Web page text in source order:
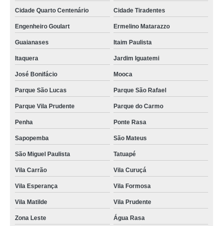
Cidade Quarto Centenário Cidade Tiradentes
Engenheiro Goulart Ermelino Matarazzo
Guaianases Itaim Paulista
Itaquera Jardim Iguatemi
José Bonifácio Mooca
Parque São Lucas Parque São Rafael
Parque Vila Prudente Parque do Carmo
Penha Ponte Rasa
Sapopemba São Mateus
São Miguel Paulista Tatuapé
Vila Carrão Vila Curuçá
Vila Esperança Vila Formosa
Vila Matilde Vila Prudente
Zona Leste
Água Rasa